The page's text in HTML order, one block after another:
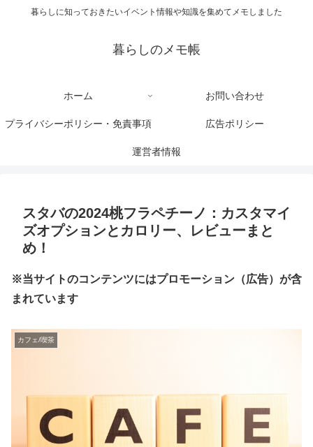
暮らしに知っておきたいイベント情報や知識を集めてメモしました
暮らしのメモ帳
ホーム お問い合わせ
プライバシーポリシー・免責事項 広告ポリシー
運営者情報
スタバの2024桃フラペチーノ：カスタマイ
ズオプションとカロリー、レビューまと
め！
※当サイトのコンテンツにはプロモーション（広告）が含
まれています
カフェ/喫茶